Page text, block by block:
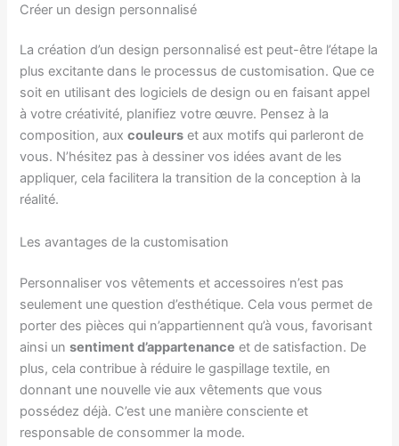
Créer un design personnalisé
La création d’un design personnalisé est peut-être l’étape la
plus excitante dans le processus de customisation. Que ce
soit en utilisant des logiciels de design ou en faisant appel
à votre créativité, planifiez votre œuvre. Pensez à la
composition, auxcouleurs et aux motifs qui parleront de
vous. N’hésitez pas à dessiner vos idées avant de les
appliquer, cela facilitera la transition de la conception à la
réalité.
Les avantages de la customisation
Personnaliser vos vêtements et accessoires n’est pas
seulement une question d’esthétique. Cela vous permet de
porter des pièces qui n’appartiennent qu’à vous, favorisant
ainsi unsentiment d’appartenance et de satisfaction. De
plus, cela contribue à réduire le gaspillage textile, en
donnant une nouvelle vie aux vêtements que vous
possédez déjà. C’est une manière consciente et
responsable de consommer la mode.